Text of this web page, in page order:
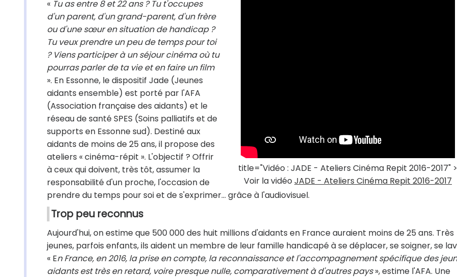
title="Vidéo : JADE - Ateliers Cinéma Repit 2016-2017" >
Voir la vidéo JADE - Ateliers Cinéma Repit 2016-2017
« Tu as entre 8 et 22 ans ? Tu t'occupes
d'un parent, d'un grand-parent, d'un frère
ou d'une sœur en situation de handicap ?
Tu veux prendre un peu de temps pour toi
? Viens participer à un séjour cinéma où tu
pourras parler de ta vie et en faire un film
». En Essonne, le dispositif Jade (Jeunes
aidants ensemble) est porté par l'AFA
(Association française des aidants) et le
réseau de santé SPES (Soins palliatifs et de
supports en Essonne sud). Destiné aux
aidants de moins de 25 ans, il propose des
ateliers « cinéma-répit ». L'objectif ? Offrir
à ceux qui doivent, très tôt, assumer la
responsabilité d'un proche, l'occasion de
prendre du temps pour soi et de s'exprimer… grâce à l'audiovisuel.
Trop peu reconnus
Aujourd'hui, on estime que 500 000 des huit millions d'aidants en France auraient moins de 25 ans. Très
jeunes, parfois enfants, ils aident un membre de leur famille handicapé à se déplacer, se soigner, se
« En France, en 2016, la prise en compte, la reconnaissance et l'accompagnement spécifique des
aidants est très en retard, voire presque nulle, comparativement à d'autres pays», estime l'AFA. Une